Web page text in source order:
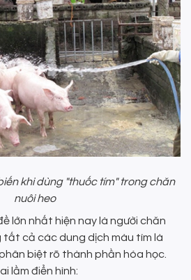
khi dùng "thuốc tím" trong chăn
nuôi heo
lớn nhất hiện nay là người chăn
tất cả các dung dịch màu tím là
biệt rõ thành phần hóa học.
lầm điển hình: